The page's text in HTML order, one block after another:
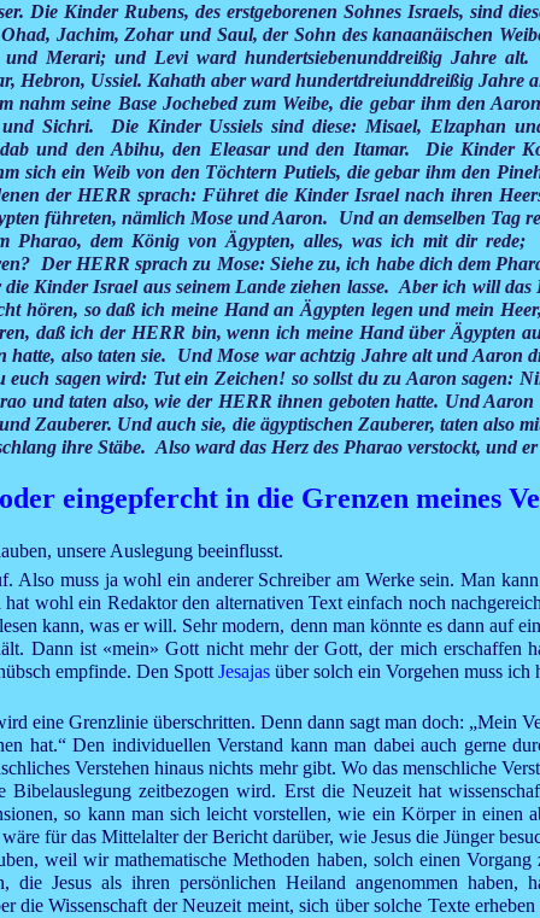
Die Kinder Rubens, des erstgeborenen Sohnes Israels, sind
Jachim, Zohar und Saul, der Sohn des kanaanäischen
Merari; und Levi ward hundertsiebenunddreißig Jahre
Hebron, Ussiel. Kahath aber ward hundertdreiunddreißig
seine Base Jochebed zum Weibe, die gebar ihm den
Sichri. Die Kinder Ussiels sind diese: Misael, Elzaphan
und den Abihu, den Eleasar und den Itamar. Die Kinder
sich ein Weib von den Töchtern Putiels, die gebar ihm den
der HERR sprach: Führet die Kinder Israel nach ihren
führeten, nämlich Mose und Aaron. Und an demselben
Pharao, dem König von Ägypten, alles, was ich mit dir
Der HERR sprach zu Mose: Siehe zu, ich habe dich dem
Kinder Israel aus seinem Lande ziehen lasse. Aber ich will
hören, so daß ich meine Hand an Ägypten legen und mein
daß ich der HERR bin, wenn ich meine Hand über Ägypten
also taten sie. Und Mose war achtzig Jahre alt und Aaron
sagen wird: Tut ein Zeichen! so sollst du zu Aaron sagen:
und taten also, wie der HERR ihnen geboten hatte. Und
Zauberer. Und auch sie, die ägyptischen Zauberer, taten also
ihre Stäbe. Also ward das Herz des Pharao verstockt, und
eingepfercht in die Grenzen meines
unsere Auslegung beeinflusst.
muss ja wohl ein anderer Schreiber am Werke sein. Man
wohl ein Redaktor den alternativen Text einfach noch
kann, was er will. Sehr modern, denn man könnte es dann auf
Dann ist «mein» Gott nicht mehr der Gott, der mich
empfinde. Den Spott Jesajas über solch ein Vorgehen muss
eine Grenzlinie überschritten. Denn dann sagt man doch: „Mein
hat.“ Den individuellen Verstand kann man dabei auch gerne
Verstehen hinaus nichts mehr gibt. Wo das menschliche
zeitbezogen wird. Erst die Neuzeit hat
so kann man sich leicht vorstellen, wie ein Körper in einen
für das Mittelalter der Bericht darüber, wieJesus die Jünger
weil wir mathematische Methoden haben, solch einen
die Jesusals ihren persönlichen Heiland angenommen haben,
die Wissenschaft der Neuzeit meint, sich über solche Texte